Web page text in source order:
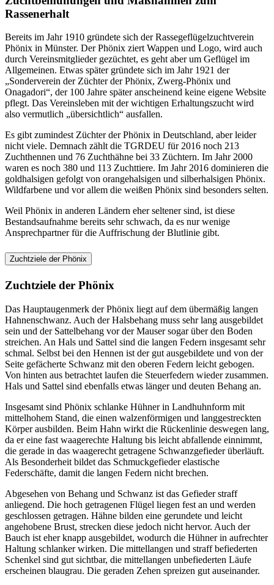
Rassenerhalt
Bereits im Jahr 1910 gründete sich der Rassegeflügelzuchtverein
Phönix in Münster. Der Phönix ziert Wappen und Logo, wird auch
durch Vereinsmitglieder gezüchtet, es geht aber um Geflügel im
Allgemeinen. Etwas später gründete sich im Jahr 1921 der
„Sonderverein der Züchter der Phönix, Zwerg-Phönix und
Onagadori“, der 100 Jahre später anscheinend keine eigene Website
pflegt. Das Vereinsleben mit der wichtigen Erhaltungszucht wird
also vermutlich „übersichtlich“ ausfallen.
Es gibt zumindest Züchter der Phönix in Deutschland, aber leider
nicht viele. Demnach zählt die TGRDEU für 2016 noch 213
Zuchthennen und 76 Zuchthähne bei 33 Züchtern. Im Jahr 2000
waren es noch 380 und 113 Zuchttiere. Im Jahr 2016 dominieren die
goldhalsigen gefolgt von orangehalsigen und silberhalsigen Phönix.
Wildfarbene und vor allem die weißen Phönix sind besonders selten.
Weil Phönix in anderen Ländern eher seltener sind, ist diese
Bestandsaufnahme bereits sehr schwach, da es nur wenige
Ansprechpartner für die Auffrischung der Blutlinie gibt.
Zuchtziele der Phönix
Zuchtziele der Phönix
Das Hauptaugenmerk der Phönix liegt auf dem übermäßig langen
Hahnenschwanz. Auch der Halsbehang muss sehr lang ausgebildet
sein und der Sattelbehang vor der Mauser sogar über den Boden
streichen. An Hals und Sattel sind die langen Federn insgesamt sehr
schmal. Selbst bei den Hennen ist der gut ausgebildete und von der
Seite gefächerte Schwanz mit den oberen Federn leicht gebogen.
Von hinten aus betrachtet laufen die Steuerfedern wieder zusammen.
Hals und Sattel sind ebenfalls etwas länger und deuten Behang an.
Insgesamt sind Phönix schlanke Hühner in Landhuhnform mit
mittelhohem Stand, die einen walzenförmigen und langgestreckten
Körper ausbilden. Beim Hahn wirkt die Rückenlinie deswegen lang,
da er eine fast waagerechte Haltung bis leicht abfallende einnimmt,
die gerade in das waagerecht getragene Schwanzgefieder überläuft.
Als Besonderheit bildet das Schmuckgefieder elastische
Federschäfte, damit die langen Federn nicht brechen.
Abgesehen von Behang und Schwanz ist das Gefieder straff
anliegend. Die hoch getragenen Flügel liegen fest an und werden
geschlossen getragen. Hähne bilden eine gerundete und leicht
angehobene Brust, strecken diese jedoch nicht hervor. Auch der
Bauch ist eher knapp ausgebildet, wodurch die Hühner in aufrechter
Haltung schlanker wirken. Die mittellangen und straff befiederten
Schenkel sind gut sichtbar, die mittellangen unbefiederten Läufe
erscheinen blaugrau. Die geraden Zehen spreizen gut auseinander.